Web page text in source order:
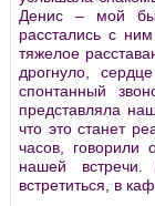
Денис – мой
расстались с
тяжелое
дрогнуло,
спонтанный
представляла
что это станет
часов, говорили
нашей
встретиться, в